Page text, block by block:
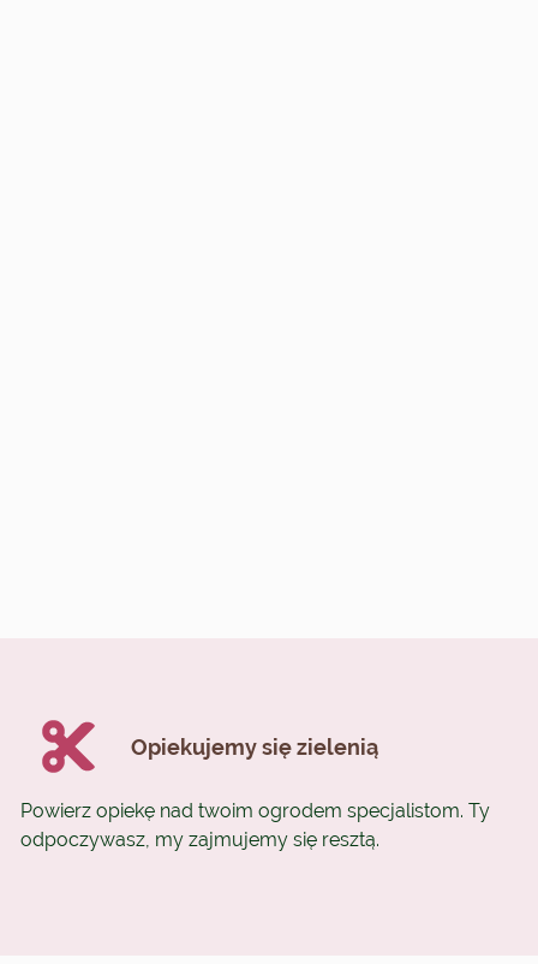
Opiekujemy się zielenią
Powierz opiekę nad twoim ogrodem specjalistom. Ty
odpoczywasz, my zajmujemy się resztą.